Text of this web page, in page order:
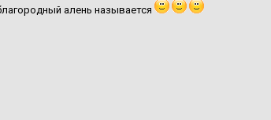
алень называется